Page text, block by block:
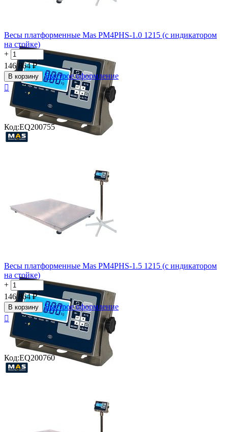
Весы платформенные Mas PM4PHS-1.0 1215 (с индикатором
на стойке)
+
−
146 864 ₽
В корзину
Быстрое оформление

Код:EQ200755
Весы платформенные Mas PM4PHS-1.5 1215 (с индикатором
на стойке)
+
−
146 864 ₽
В корзину
Быстрое оформление

Код:EQ200760